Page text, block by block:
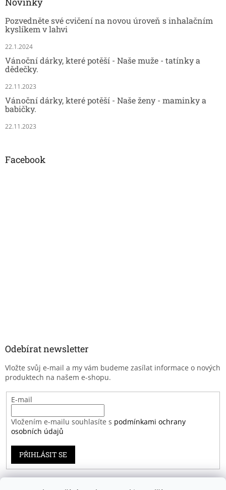
Pozvedněte své cvičení na novou úroveň s inhalačním
kyslíkem v lahvi
22.1.2024
Vánoční dárky, které potěší - Naše muže - tatínky a
dědečky.
22.11.2023
Vánoční dárky, které potěší - Naše ženy - maminky a
babičky.
22.11.2023
Facebook
Odebírat newsletter
Vložte svůj e-mail a my vám budeme zasílat informace o nových
produktech na našem e-shopu.
E-mail
Vložením e-mailu souhlasíte s podmínkami ochrany
osobních údajů
PŘIHLÁSIT SE